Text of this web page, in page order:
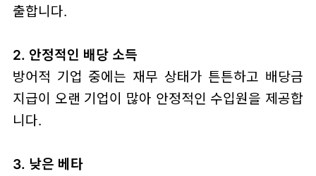
출합니다.
2. 안정적인 배당 소득
방어적 기업 중에는 재무 상태가 튼튼하고 배당금
지급이 오랜 기업이 많아 안정적인 수입원을 제공합
니다.
3. 낮은 베타